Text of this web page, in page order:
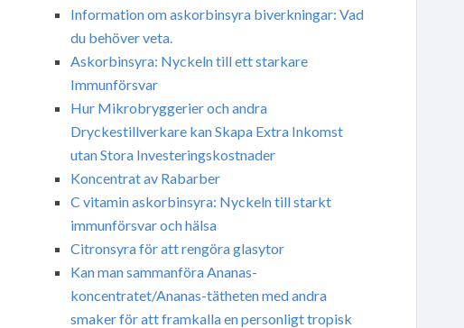
Information om askorbinsyra biverkningar: Vad
du behöver veta.
Askorbinsyra: Nyckeln till ett starkare
Immunförsvar
Hur Mikrobryggerier och andra
Dryckestillverkare kan Skapa Extra Inkomst
utan Stora Investeringskostnader
Koncentrat av Rabarber
C vitamin askorbinsyra: Nyckeln till starkt
immunförsvar och hälsa
Citronsyra för att rengöra glasytor
Kan man sammanföra Ananas-
koncentratet/Ananas-tätheten med andra
smaker för att framkalla en personligt tropisk